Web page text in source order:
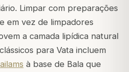
Limpar com preparações
em vez de limpadores
a camada lipídica natural
para Vata incluem
à base de Bala que